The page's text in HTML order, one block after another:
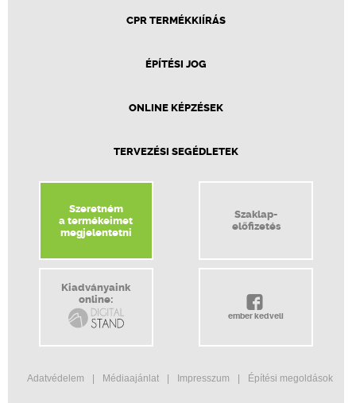
CPR TERMÉKKIÍRÁS
ÉPÍTÉSI JOG
ONLINE KÉPZÉSEK
TERVEZÉSI SEGÉDLETEK
Szeretném
a termékeimet
megjelentetni
Szaklap-
előfizetés
Kiadványaink
online:
ember kedveli
Adatvédelem Médiaajánlat Impresszum Építési megoldások